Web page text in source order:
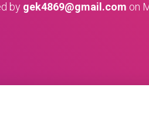
by gek4869@gmail.com on